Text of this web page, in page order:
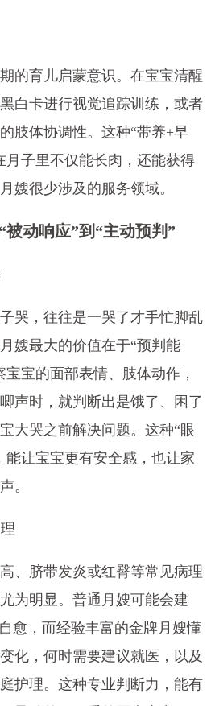
的育儿启蒙意识。在宝宝清醒
白卡进行视觉追踪训练，或者
肢体协调性。这种“带养+早
月子里不仅能长肉，还能获得
嫂很少涉及的服务领域。
动响应”到“主动预判”
哭，往往是一哭了才手忙脚乱
嫂最大的价值在于“预判能
宝的面部表情、肢体动作，
声时，就判断出是饿了、困了
大哭之前解决问题。这种“眼
能让宝宝更有安全感，也让家
。
、脐带发炎或红臀等常见病理
为明显。普通月嫂可能会建
愈，而经验丰富的金牌月嫂懂
化，何时需要建议就医，以及
护理。这种专业判断力，能有